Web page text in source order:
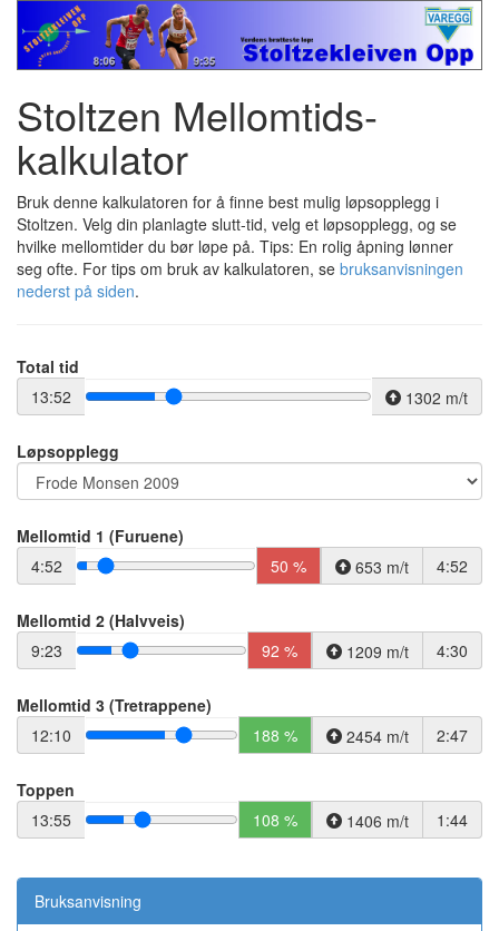
Stoltzen Mellomtids-
kalkulator
Bruk denne kalkulatoren for å finne best mulig løpsopplegg i
Stoltzen. Velg din planlagte slutt-tid, velg et løpsopplegg, og se
hvilke mellomtider du bør løpe på. Tips: En rolig åpning lønner
seg ofte. For tips om bruk av kalkulatoren, se bruksanvisningen
nederst på siden.
Total tid
13:52
1302 m/t
Løpsopplegg
Mellomtid 1 (Furuene)
4:52
50 % 653 m/t 4:52
Mellomtid 2 (Halvveis)
9:23
92 % 1209 m/t 4:30
Mellomtid 3 (Tretrappene)
12:10
188 % 2454 m/t 2:47
Toppen
13:55
108 % 1406 m/t 1:44
Bruksanvisning